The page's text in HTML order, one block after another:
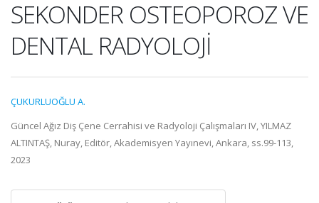
SEKONDER OSTEOPOROZ VE
DENTAL RADYOLOJİ
ÇUKURLUOĞLU A.
Güncel Ağız Diş Çene Cerrahisi ve Radyoloji Çalışmaları IV, YILMAZ
ALTINTAŞ, Nuray, Editör, Akademisyen Yayınevi, Ankara, ss.99-113,
2023